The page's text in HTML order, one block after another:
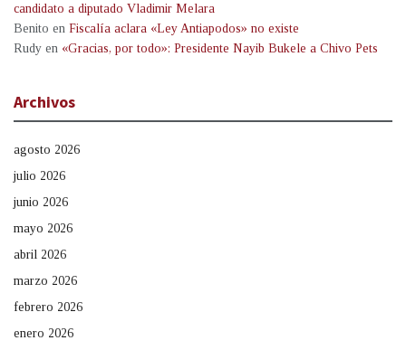
candidato a diputado Vladimir Melara
Benito en Fiscalía aclara «Ley Antiapodos» no existe
Rudy en «Gracias, por todo»: Presidente Nayib Bukele a Chivo Pets
Archivos
agosto 2026
julio 2026
junio 2026
mayo 2026
abril 2026
marzo 2026
febrero 2026
enero 2026